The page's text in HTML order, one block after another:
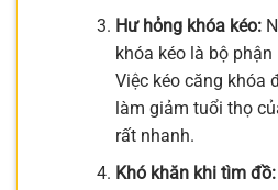
Hư hỏng khóa kéo:
khóa kéo là bộ
Việc kéo căng khóa
làm giảm tuổi thọ
rất nhanh.
Khó khăn khi tìm đồ: